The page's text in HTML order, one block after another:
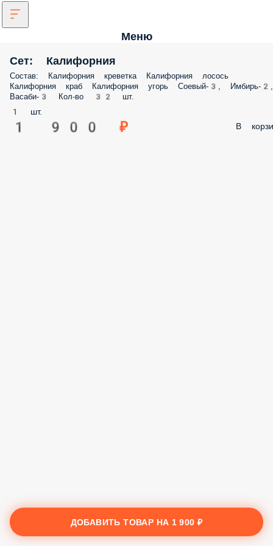
Меню
Сет: Калифорния
Состав: Калифорния креветка Калифорния лосось
Калифорния краб Калифорния угорь Соевый-3, Имбирь-2,
Васаби-3 Кол-во 32 шт.
1 шт.
1 900 ₽ В
ДОБАВИТЬ ТОВАР НА 1 900 ₽